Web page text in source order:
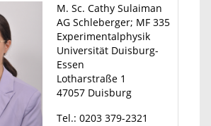
M. Sc. Cathy Sulaiman
AG Schleberger; MF 335
Experimentalphysik
Universität Duisburg-
Essen
Lotharstraße 1
47057 Duisburg
Tel.: 0203 379-2321